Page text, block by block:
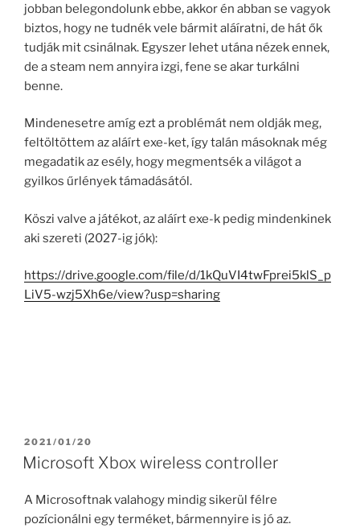
jobban belegondolunk ebbe, akkor én abban se vagyok
biztos, hogy ne tudnék vele bármit aláíratni, de hát ők
tudják mit csinálnak. Egyszer lehet utána nézek ennek,
de a steam nem annyira izgi, fene se akar turkálni
benne.
Mindenesetre amíg ezt a problémát nem oldják meg,
feltöltöttem az aláírt exe-ket, így talán másoknak még
megadatik az esély, hogy megmentsék a világot a
gyilkos űrlények támadásától.
Köszi valve a játékot, az aláírt exe-k pedig mindenkinek
aki szereti (2027-ig jók):
https://drive.google.com/file/d/1kQuVI4twFprei5klS_p
LiV5-wzj5Xh6e/view?usp=sharing
POSTED
ON
2021/01/20
Microsoft Xbox wireless controller
A Microsoftnak valahogy mindig sikerül félre
pozícionálni egy terméket, bármennyire is jó az.